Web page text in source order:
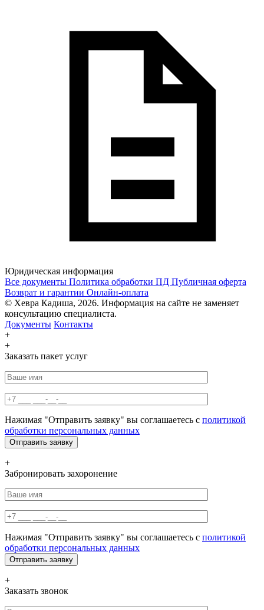
Юридическая информация
Все документы Политика обработки ПД Публичная оферта
Возврат и гарантии Онлайн-оплата
© Хевра Кадиша, 2026. Информация на сайте не заменяет
консультацию специалиста.
Документы Контакты
+
+
Заказать пакет услуг
Нажимая "Отправить заявку" вы соглашаетесь с политикой
обработки персональных данных
+
Забронировать захоронение
Нажимая "Отправить заявку" вы соглашаетесь с политикой
обработки персональных данных
+
Заказать звонок